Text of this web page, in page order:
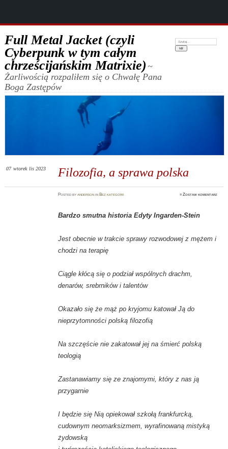
Full Metal Jacket (czyli
Cyberpunk w tym całym
chrześcijańskim Matrixie) ~
Żarliwością rozpaliłem się o Chwałę Pana
Boga Zastępów
Szukaj:
Filozofia, a sprawa polska
07 wtorek lis 2023
Postedbyanderson in Bez kategorii ≈Zostaw komentarz
Bardzo smutna historia Edyty Ingarden-Stein
Jest obecnie w trakcie sprawy rozwodowej z mężem i
chodzi na terapię
Ciągle kłócą się o podział wspólnych drachm,
denarów, srebrników i talentów
Okazało się że mąż po kryjomu katował Ją do
nieprzytomności polską filozofią
Na szczęście nie zakatował jej na śmierć polską
teologią
Zastanawiamy się ze znajomymi, który z nas ją
przygarnie
I będzie się Nią opiekował szkołą frankfurcką,
cudownym neomarksizmem, wyrafinowaną mistyką
żydowską